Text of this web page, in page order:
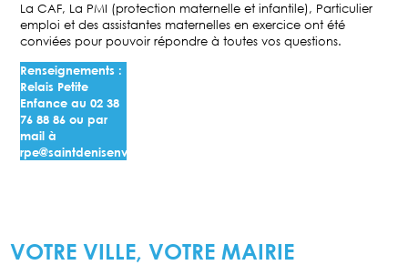
La CAF, La PMI (protection maternelle et infantile), Particulier
emploi et des assistantes maternelles en exercice ont été
conviées pour pouvoir répondre à toutes vos questions.
Renseignements :
Relais Petite
Enfance au 02 38
76 88 86 ou par
mail à
rpe@saintdenisenval.com
VOTRE VILLE, VOTRE MAIRIE